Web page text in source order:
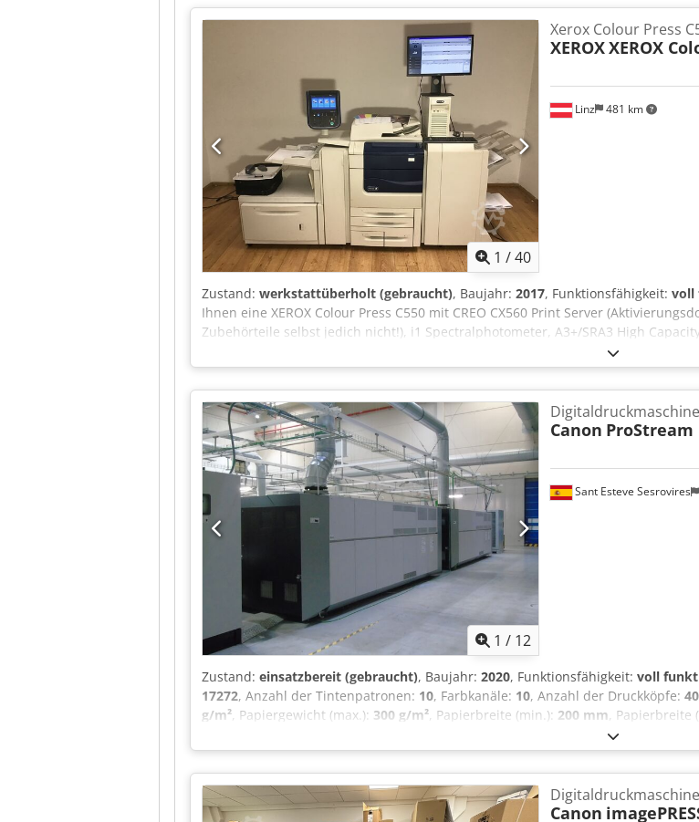
1 /40
Linz 481 km
Xerox Colour Press
XEROXXEROX
Zustand: werkstattüberholt (gebraucht), Baujahr: 2017, Funktionsfähigkeit: voll
Ihnen eine XEROX Colour Press C550 mit CREO CX560 Print Server
Zubehörteile selbst jedich nicht!), i1 Spectralphotometer, A3+/SRA3 High
Finisher zum Kauf an. OPTIONAL: Als Alternative zum CREO Print Server
intgrierten FIERY EX-i 560 Controller ausrüsten! Bitte äußern Sie den Wunsch
Server oder FIERY Controller ausgeliefert. Crjdpozrulpofx Ahusf Zählerstand:
der Werkstatt des Verkäufers vollständig & fachgerecht überprüft und befindet
perfektem Druckbild! Bitte kontaktieren Sie uns bei Fragen! Wir helfen Ihnen
1 / 12
Sant Esteve Sesrovires
Digitaldruckmaschine
Canon ProStream
Zustand: einsatzbereit (gebraucht), Baujahr: 2020, Funktionsfähigkeit: voll
17272, Anzahl der Tintenpatronen: 10, Farbkanäle: 10, Anzahl der Druckköpfe: 40
g/m², Papiergewicht (max.): 300 g/m², Papierbreite (min.): 200 mm, Papierbreite
, Gesamtlänge:
mm, Platzbedarf Länge:18’000 mm, Platzbedarf Breite:5’000 mm, Platzbedarf
Art des Eingangsstroms:Drehstrom, Eingangsstrom:150 A, Eingangsspannung:
Dokumentation/Handbuch, Rasterbildprozessor, Canon ProStream 1000 –
Tintenstrahldruckmaschine für Rollenmaterial Digitale
Digitaldruckmaschine
Canon